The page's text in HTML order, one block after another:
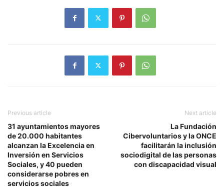
Previous article
31 ayuntamientos mayores
de 20.000 habitantes
alcanzan la Excelencia en
Inversión en Servicios
Sociales, y 40 pueden
considerarse pobres en
servicios sociales
Next article
La Fundación
Cibervoluntarios y la ONCE
facilitarán la inclusión
sociodigital de las personas
con discapacidad visual